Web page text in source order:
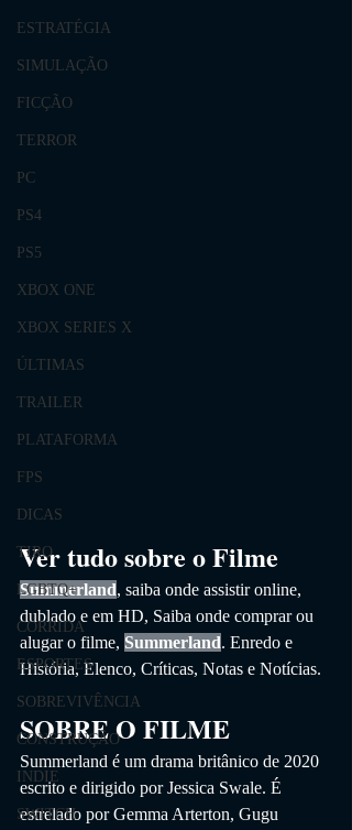
ESTRATÉGIA
SIMULAÇÃO
FICÇÃO
TERROR
PC
PS4
PS5
XBOX ONE
XBOX SERIES X
ÚLTIMAS
TRAILER
PLATAFORMA
FPS
DICAS
TIRO
LGBTQ+
CORRIDA
ESPORTES
SOBREVIVÊNCIA
CONSTRUÇÃO
INDIE
SWITCH
Ver tudo sobre o Filme
Summerland, saiba onde assistir online,
dublado e em HD, Saiba onde comprar ou
alugar o filme, Summerland. Enredo e
História, Elenco, Críticas, Notas e Notícias.
SOBRE O FILME
Summerland é um drama britânico de 2020
escrito e dirigido por Jessica Swale. É
estrelado por Gemma Arterton, Gugu